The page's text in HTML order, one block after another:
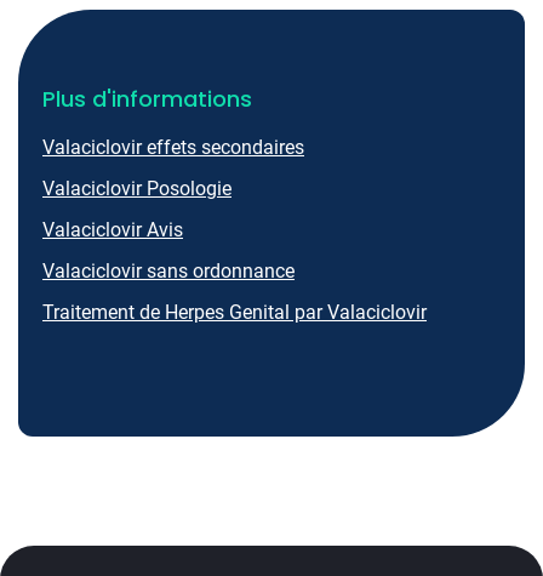
Plus d'informations
Valaciclovir effets secondaires
Valaciclovir Posologie
Valaciclovir Avis
Valaciclovir sans ordonnance
Traitement de Herpes Genital par Valaciclovir